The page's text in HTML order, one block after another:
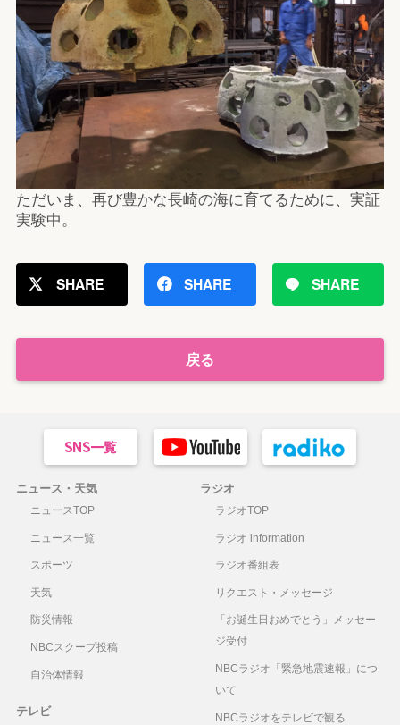
ただいま、再び豊かな長崎の海に育てるために、実証
実験中。
SHARE SHARE SHARE
戻る
ニュース・天気
ニュースTOP
ニュース一覧
スポーツ
天気
防災情報
NBCスクープ投稿
自治体情報
テレビ
ラジオ
ラジオTOP
ラジオ information
ラジオ番組表
リクエスト・メッセージ
「お誕生日おめでとう」メッセー
ジ受付
NBCラジオ「緊急地震速報」につ
いて
NBCラジオをテレビで観る